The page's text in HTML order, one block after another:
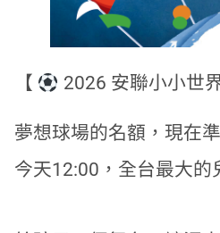
【 2026 安聯小小世
夢想球場的名額，現在
今天12:00，全台最大的